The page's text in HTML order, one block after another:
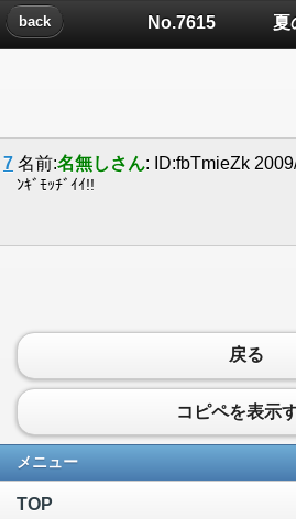
back
7 名前:名無しさん: ID:fbTmieZk
ﾝｷﾞﾓｯﾁﾞｲｲ!!
戻る
コピペを表示
メニュー
TOP